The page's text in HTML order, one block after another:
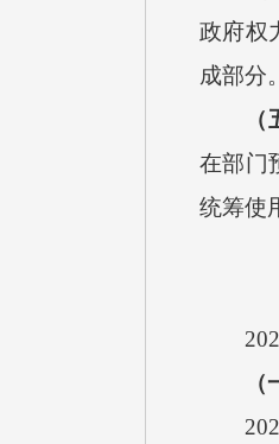
政府权
成部分。
在部门
统筹使